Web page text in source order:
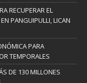
RECUPERAR EL
PANGUIPULLI, LICAN
PARA
TEMPORALES
DE 130 MILLONES